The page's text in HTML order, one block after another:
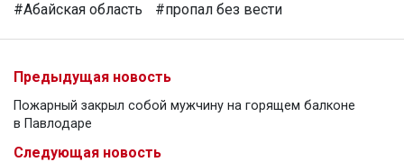
#Абайская область
#пропал без вести
Предыдущая новость
Пожарный закрыл собой мужчину на горящем балконе
в Павлодаре
Следующая новость